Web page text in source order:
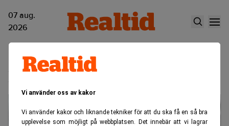
Vi använder oss av kakor
Vi använder kakor och liknande tekniker för att du ska få en så bra
upplevelse som möjligt på webbplatsen. Det innebär att vi lagrar
07 aug.
2026
Erik Haegerstrand